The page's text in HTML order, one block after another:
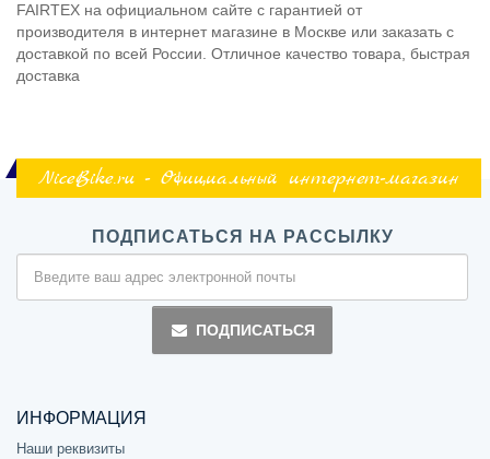
FAIRTEX на официальном сайте с гарантией от
производителя в интернет магазине в Москве или заказать с
доставкой по всей России. Отличное качество товара, быстрая
доставка
NiceBike.ru - Официальный интернет-магазин
ПОДПИСАТЬСЯ НА РАССЫЛКУ
ПОДПИСАТЬСЯ
ИНФОРМАЦИЯ
Наши реквизиты